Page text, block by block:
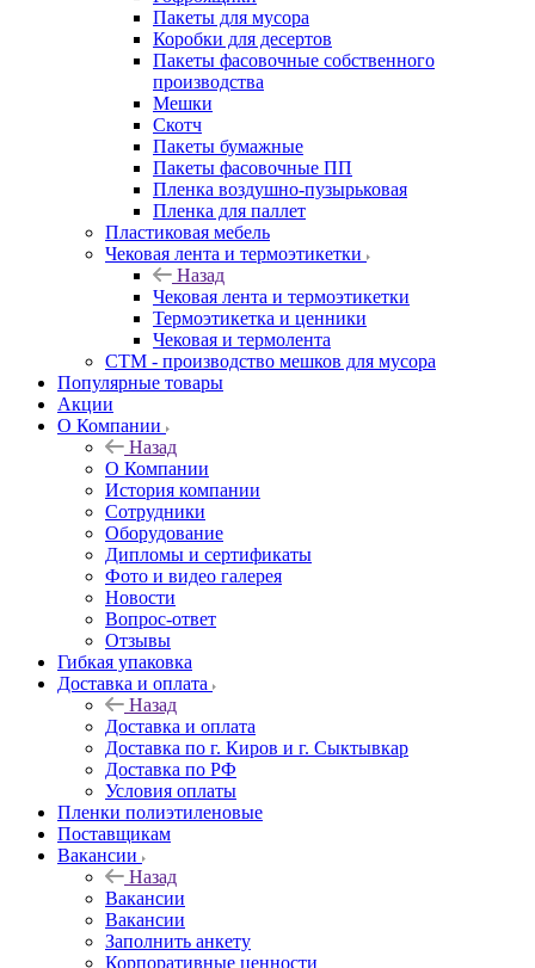
Пакеты для мусора
Коробки для десертов
Пакеты фасовочные собственного
производства
Мешки
Скотч
Пакеты бумажные
Пакеты фасовочные ПП
Пленка воздушно-пузырьковая
Пленка для паллет
Пластиковая мебель
Чековая лента и термоэтикетки
Назад
Чековая лента и термоэтикетки
Термоэтикетка и ценники
Чековая и термолента
СТМ - производство мешков для мусора
Популярные товары
Акции
О Компании
Назад
О Компании
История компании
Сотрудники
Оборудование
Дипломы и сертификаты
Фото и видео галерея
Новости
Вопрос-ответ
Отзывы
Гибкая упаковка
Доставка и оплата
Назад
Доставка и оплата
Доставка по г. Киров и г. Сыктывкар
Доставка по РФ
Условия оплаты
Пленки полиэтиленовые
Поставщикам
Вакансии
Назад
Вакансии
Вакансии
Заполнить анкету
Корпоративные ценности